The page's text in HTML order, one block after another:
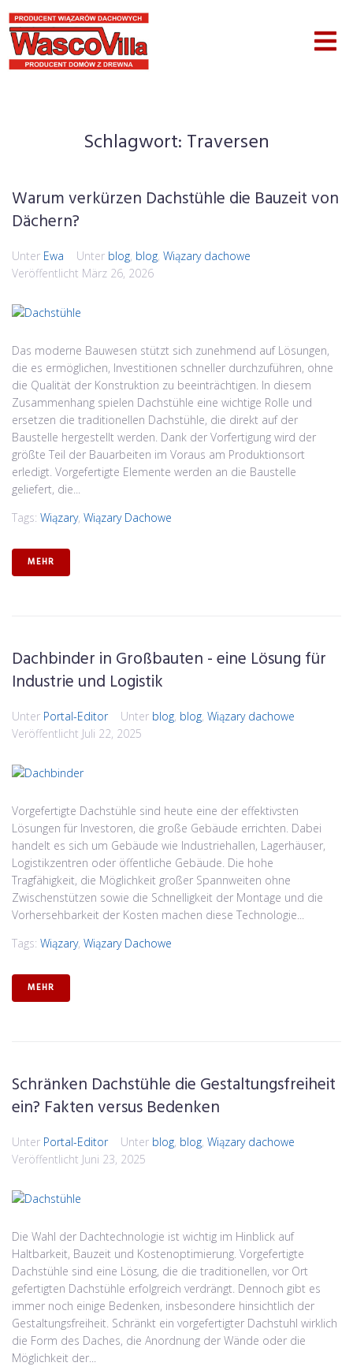
Schlagwort: Traversen
Warum verkürzen Dachstühle die Bauzeit von
Dächern?
Unter Ewa Unter blog, blog, Wiązary dachowe
Veröffentlicht März 26, 2026
Das moderne Bauwesen stützt sich zunehmend auf Lösungen,
die es ermöglichen, Investitionen schneller durchzuführen, ohne
die Qualität der Konstruktion zu beeinträchtigen. In diesem
Zusammenhang spielen Dachstühle eine wichtige Rolle und
ersetzen die traditionellen Dachstühle, die direkt auf der
Baustelle hergestellt werden. Dank der Vorfertigung wird der
größte Teil der Bauarbeiten im Voraus am Produktionsort
erledigt. Vorgefertigte Elemente werden an die Baustelle
geliefert, die...
Tags: Wiązary, Wiązary Dachowe
MEHR
Dachbinder in Großbauten - eine Lösung für
Industrie und Logistik
Unter Portal-Editor Unter blog, blog, Wiązary dachowe
Veröffentlicht Juli 22, 2025
Vorgefertigte Dachstühle sind heute eine der effektivsten
Lösungen für Investoren, die große Gebäude errichten. Dabei
handelt es sich um Gebäude wie Industriehallen, Lagerhäuser,
Logistikzentren oder öffentliche Gebäude. Die hohe
Tragfähigkeit, die Möglichkeit großer Spannweiten ohne
Zwischenstützen sowie die Schnelligkeit der Montage und die
Vorhersehbarkeit der Kosten machen diese Technologie...
Tags: Wiązary, Wiązary Dachowe
MEHR
Schränken Dachstühle die Gestaltungsfreiheit
ein? Fakten versus Bedenken
Unter Portal-Editor Unter blog, blog, Wiązary dachowe
Veröffentlicht Juni 23, 2025
Die Wahl der Dachtechnologie ist wichtig im Hinblick auf
Haltbarkeit, Bauzeit und Kostenoptimierung. Vorgefertigte
Dachstühle sind eine Lösung, die die traditionellen, vor Ort
gefertigten Dachstühle erfolgreich verdrängt. Dennoch gibt es
immer noch einige Bedenken, insbesondere hinsichtlich der
Gestaltungsfreiheit. Schränkt ein vorgefertigter Dachstuhl wirklich
die Form des Daches, die Anordnung der Wände oder die
Möglichkeit der...